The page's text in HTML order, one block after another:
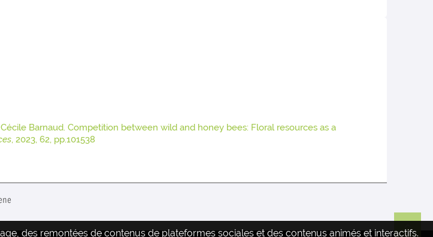
Barnaud. Competition between wild and honey bees: Floral resources as a
, 2023, 62, pp.101538
des remontées de contenus de plateformes sociales et des contenus animés et interactifs.